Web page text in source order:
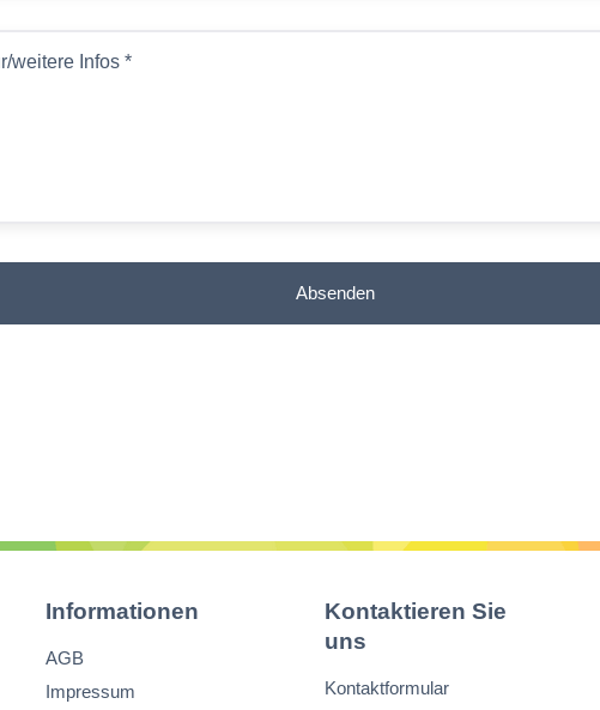
weitere Infos *
Absenden
Informationen
AGB
Impressum
Kontaktieren Sie
uns
Kontaktformular